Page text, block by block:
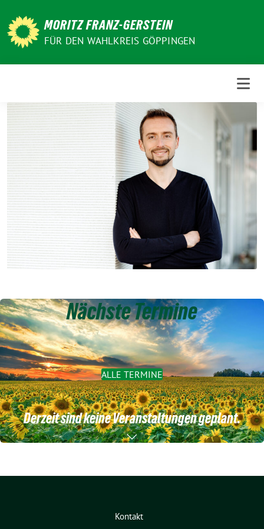
zum
Inhalt
MORITZ FRANZ-GERSTEIN
FÜR DEN WAHLKREIS GÖPPINGEN
Nächste Termine
ALLE TERMINE
Derzeit sind keine Veranstaltungen geplant.
Kontakt